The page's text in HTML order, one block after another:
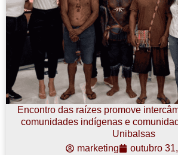
Encontro das raízes promove
comunidades indígenas e
Unibalsas
marketing
outubro